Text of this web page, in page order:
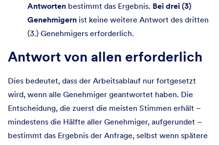
Antworten bestimmt das Ergebnis. Bei drei (3)
Genehmigern ist keine weitere Antwort des dritten
(3.) Genehmigers erforderlich.
Antwort von allen erforderlich
Dies bedeutet, dass der Arbeitsablauf nur fortgesetzt
wird, wenn alle Genehmiger geantwortet haben. Die
Entscheidung, die zuerst die meisten Stimmen erhält –
mindestens die Hälfte aller Genehmiger, aufgerundet –
bestimmt das Ergebnis der Anfrage, selbst wenn spätere